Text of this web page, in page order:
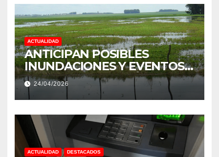
ACTUALIDAD
ANTICIPAN POSIBLES
INUNDACIONES Y EVENTOS
EXTREMOS: “PODRÍA SER UN
NIÑO MUY IMPORTANTE”
24/04/2026
ACTUALIDAD DESTACADOS